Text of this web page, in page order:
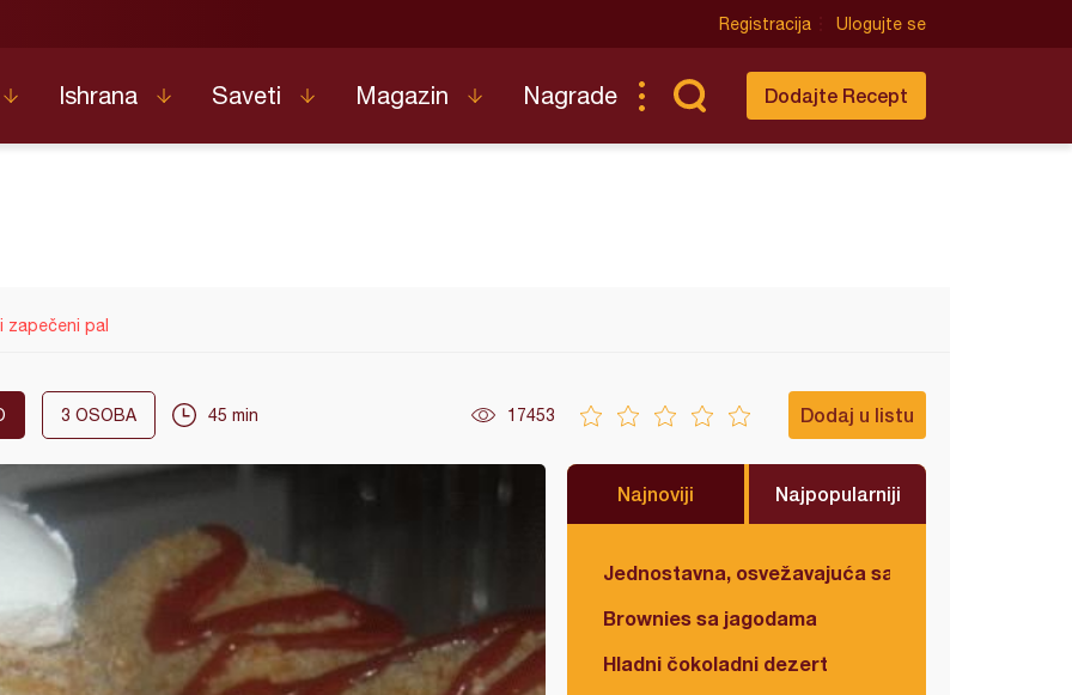
Registracija Ulogujte se
Ishrana Saveti Magazin Nagrade Dodajte Recept
zapečeni pal
3 OSOBA 45 min 17453 Dodaj u listu
Najnoviji Najpopularniji
Jednostavna, osvežavajuća salata
Brownies sa jagodama
Hladni čokoladni dezert